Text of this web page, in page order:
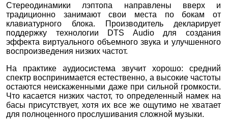
Стереодинамики лэптопа направлены вверх и
традиционно занимают свои места по бокам от
клавиатурного блока. Производитель декларирует
поддержку технологии DTS Audio для создания
эффекта виртуального объемного звука и улучшенного
воспроизведения низких частот.
На практике аудиосистема звучит хорошо: средний
спектр воспринимается естественно, а высокие частоты
остаются неискаженными даже при сильной громкости.
Что касается низких частот, то определенный намек на
басы присутствует, хотя их все же ощутимо не хватает
для полноценного прослушивания сложной музыки.